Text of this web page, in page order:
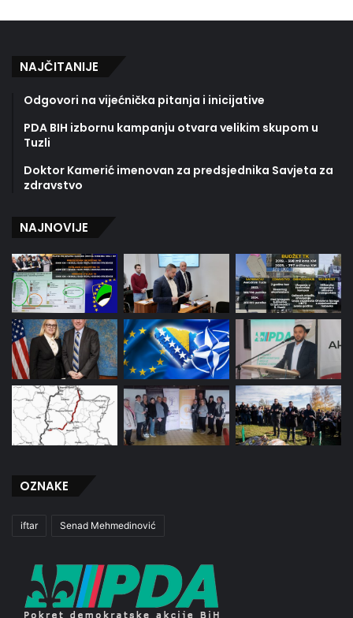
NAJČITANIJE
Odgovori na vijećnička pitanja i inicijative
PDA BIH izbornu kampanju otvara velikim skupom u
Tuzli
Doktor Kamerić imenovan za predsjednika Savjeta za
zdravstvo
NAJNOVIJE
OZNAKE
iftar Senad Mehmedinović